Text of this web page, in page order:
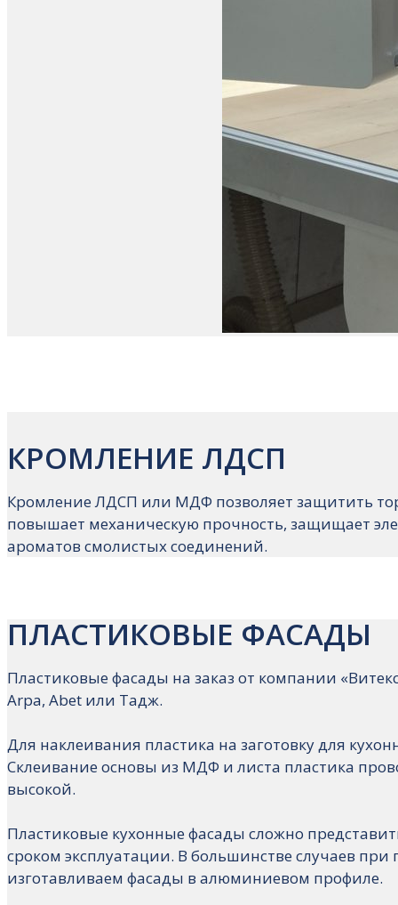
КРОМЛЕНИЕ ЛДСП
Кромление ЛДСП или МДФ позволяет защитить
повышает механическую прочность, защищает
ароматов смолистых соединений.
ПЛАСТИКОВЫЕ ФАСАДЫ
Пластиковые фасады на заказ от компании
Arpa, Abet или Тадж.
Для наклеивания пластика на заготовку для
Склеивание основы из МДФ и листа пластика
высокой.
Пластиковые кухонные фасады сложно
сроком эксплуатации. В большинстве случаев
изготавливаем фасады в алюминиевом профиле.